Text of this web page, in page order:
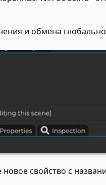
и обмена
новое свойство с